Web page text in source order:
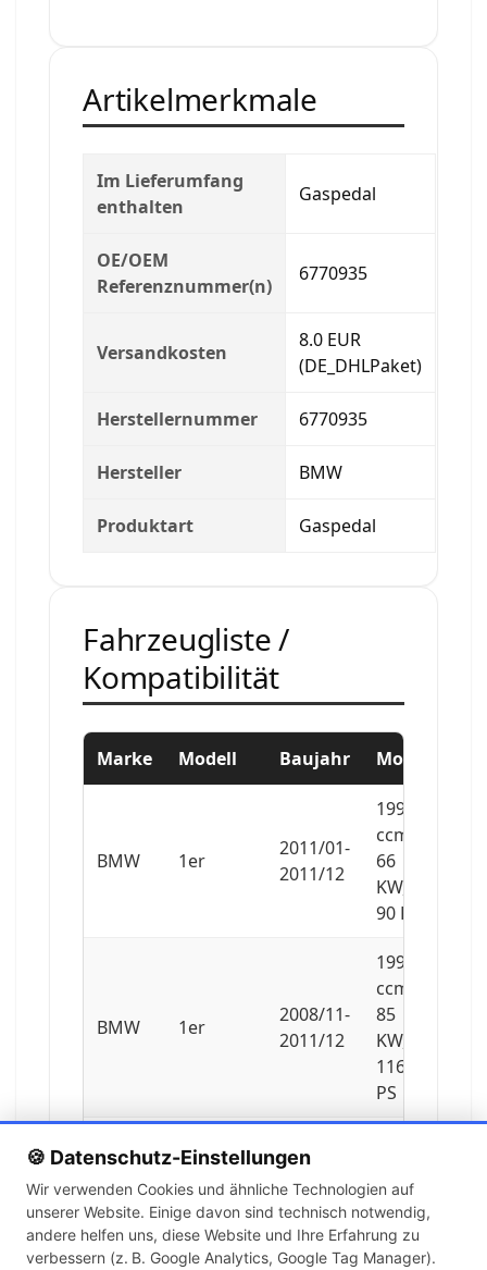
🍪 Datenschutz-Einstellungen
Wir verwenden Cookies und ähnliche Technologien auf
unserer Website. Einige davon sind technisch notwendig,
andere helfen uns, diese Website und Ihre Erfahrung zu
verbessern (z. B. Google Analytics, Google Tag Manager).
Artikelmerkmale
Im Lieferumfang
enthalten
Gaspedal
OE/OEM
Referenznummer(n)
6770935
Versandkosten
8.0 EUR
(DE_DHLPaket)
Herstellernummer 6770935
Hersteller BMW
Produktart Gaspedal
Fahrzeugliste /
Kompatibilität
Marke Modell Baujahr Motor
BMW 1er
2011/01-
2011/12
1995
ccm,
66
KW,
90 PS
BMW 1er
2008/11-
2011/12
1995
ccm,
85
KW,
116
PS
BMW 1er
2008/11-
2011/12
90
KW,
122